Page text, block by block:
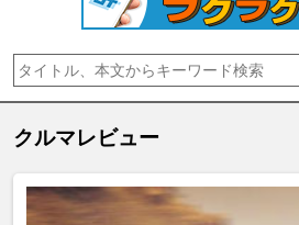
クルマレビュー